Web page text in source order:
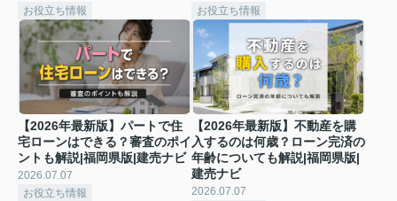
お役立ち情報
お役立ち情報
【2026年最新版】パートで住
宅ローンはできる？審査のポイ
ントも解説|福岡県版|建売ナビ
2026.07.07
お役立ち情報
【2026年最新版】不動産を購
入するのは何歳？ローン完済の
年齢についても解説|福岡県版|
建売ナビ
2026.07.07